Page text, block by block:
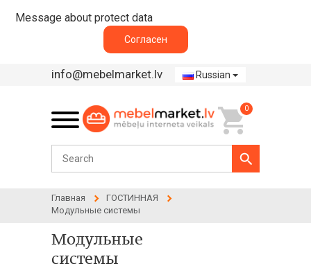
Message about protect data
Согласен
info@mebelmarket.lv Russian
0
Главная
ГОСТИННАЯ
Модульные системы
Модульные
системы